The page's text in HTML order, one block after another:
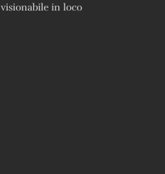
visionabile in loco